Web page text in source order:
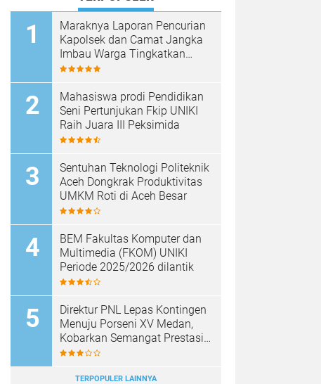
Maraknya Laporan Pencurian
Kapolsek dan Camat Jangka
Imbau Warga Tingkatkan
Kewaspadaan
Mahasiswa prodi Pendidikan
Seni Pertunjukan Fkip UNIKI
Raih Juara III Peksimida
Sentuhan Teknologi Politeknik
Aceh Dongkrak Produktivitas
UMKM Roti di Aceh Besar
BEM Fakultas Komputer dan
Multimedia (FKOM) UNIKI
Periode 2025/2026 dilantik
Direktur PNL Lepas Kontingen
Menuju Porseni XV Medan,
Kobarkan Semangat Prestasi
dan Sportivitas
TERPOPULER LAINNYA